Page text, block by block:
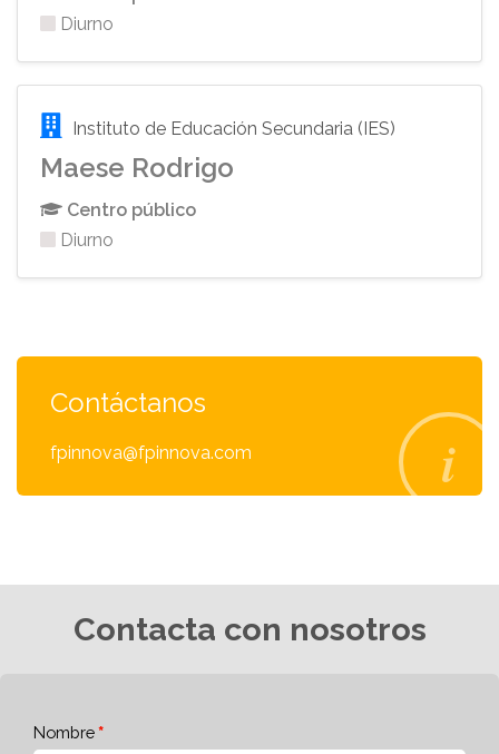
Diurno
Instituto de Educación Secundaria (IES)
Maese Rodrigo
Centro público
Diurno
Contáctanos
fpinnova@fpinnova.com
Contacta con nosotros
Nombre